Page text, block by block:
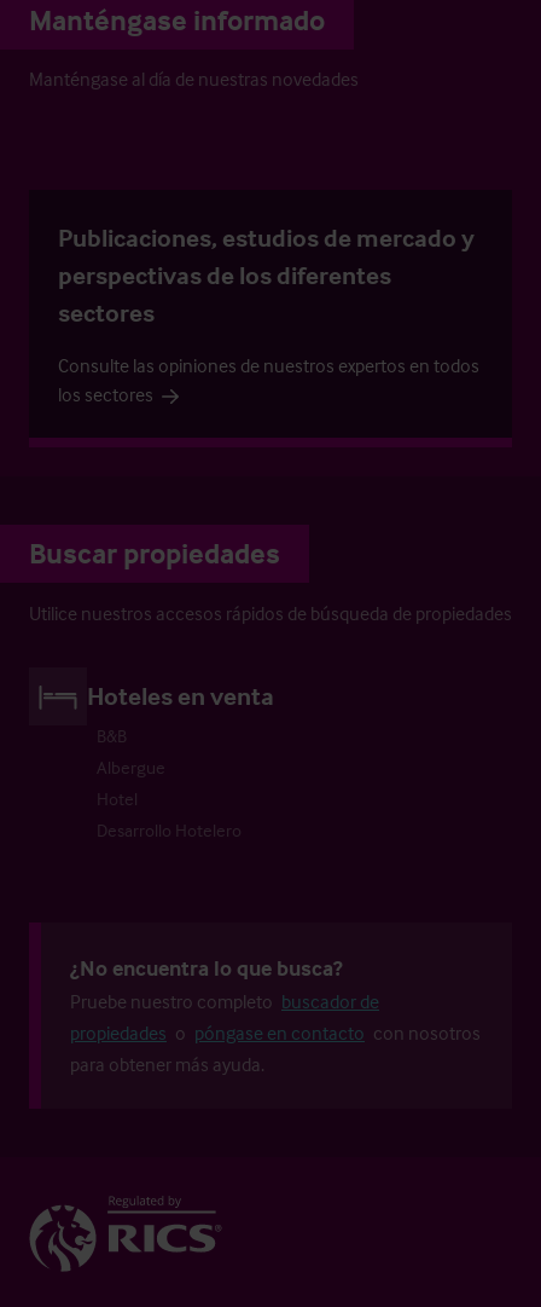
Manténgase informado
Manténgase al día de nuestras novedades
Publicaciones, estudios de mercado y
perspectivas de los diferentes
sectores
Consulte las opiniones de nuestros expertos en todos
los sectores
Buscar propiedades
Utilice nuestros accesos rápidos de búsqueda de propiedades
Hoteles en venta
B&B
Albergue
Hotel
Desarrollo Hotelero
¿No encuentra lo que busca?
Pruebe nuestro completo buscador de
propiedades o póngase en contacto con nosotros
para obtener más ayuda.